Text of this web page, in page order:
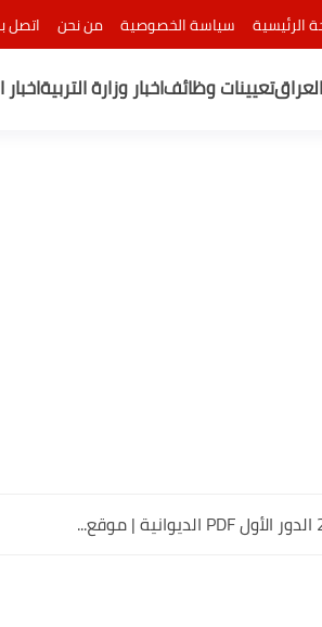
الرئيسية سياسة الخصوصية من نحن اتصل
تعيينات وظائفاخبار وزارة التربية